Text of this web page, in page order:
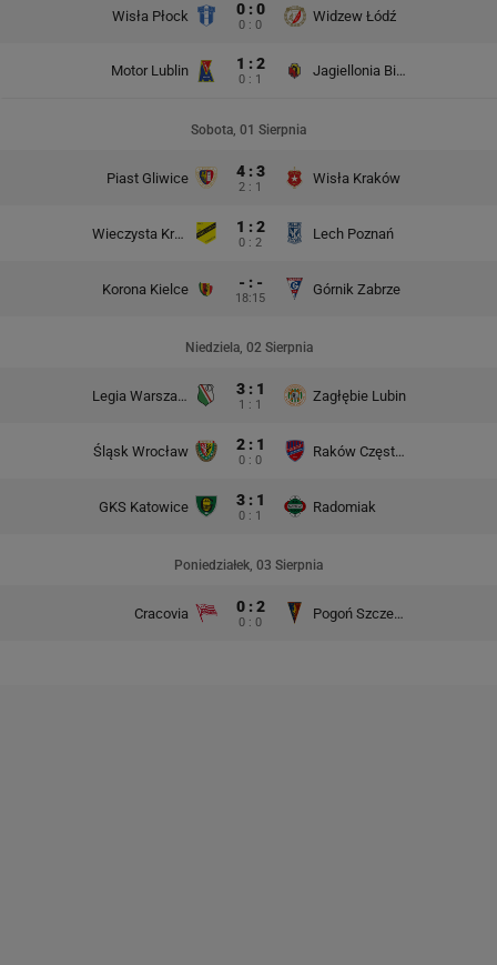
Wisła Płock 0 : 0
0 : 0
Widzew Łódź
Motor Lublin 1 : 2
0 : 1
Jagiellonia Białystok
Sobota, 01 Sierpnia
Piast Gliwice 4 : 3
2 : 1
Wisła Kraków
Wieczysta Kraków 1 : 2
0 : 2
Lech Poznań
Korona Kielce - : -
18:15
Górnik Zabrze
Niedziela, 02 Sierpnia
Legia Warszawa 3 : 1
1 : 1
Zagłębie Lubin
Śląsk Wrocław 2 : 1
0 : 0
Raków Częstochowa
GKS Katowice 3 : 1
0 : 1
Radomiak
Poniedziałek, 03 Sierpnia
Cracovia 0 : 2
0 : 0
Pogoń Szczecin